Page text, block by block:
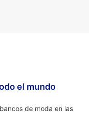
el mundo
de moda en las